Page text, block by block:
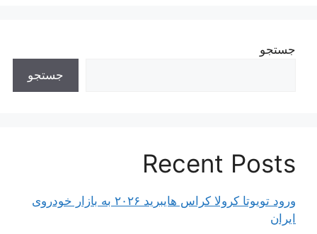
جستجو
جستجو
Recent Posts
ورود تویوتا کرولا کراس هایبرید ۲۰۲۶ به بازار خودروی
ایران